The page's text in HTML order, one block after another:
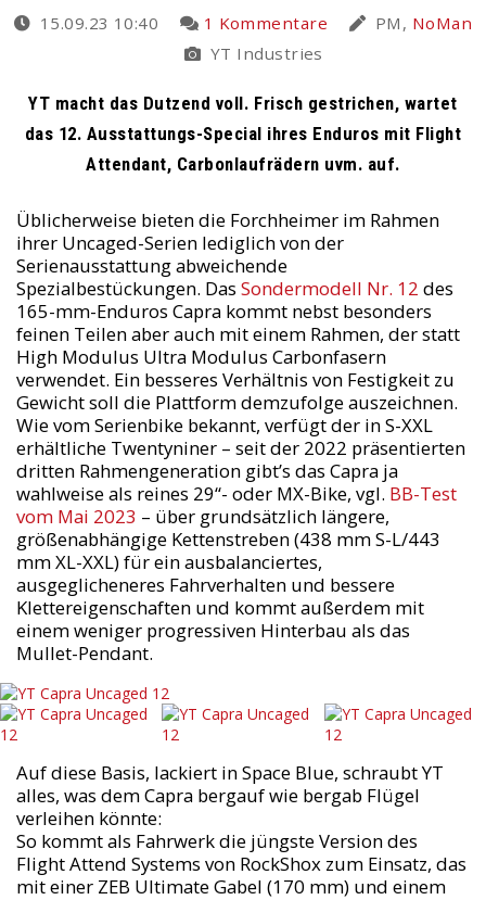
15.09.23 10:40 1 Kommentare PM, NoMan
YT Industries
YT macht das Dutzend voll. Frisch gestrichen, wartet
das 12. Ausstattungs-Special ihres Enduros mit Flight
Attendant, Carbonlaufrädern uvm. auf.
Üblicherweise bieten die Forchheimer im Rahmen
ihrer Uncaged-Serien lediglich von der
Serienausstattung abweichende
Spezialbestückungen. Das Sondermodell Nr. 12 des
165-mm-Enduros Capra kommt nebst besonders
feinen Teilen aber auch mit einem Rahmen, der statt
High Modulus Ultra Modulus Carbonfasern
verwendet. Ein besseres Verhältnis von Festigkeit zu
Gewicht soll die Plattform demzufolge auszeichnen.
Wie vom Serienbike bekannt, verfügt der in S-XXL
erhältliche Twentyniner – seit der 2022 präsentierten
dritten Rahmengeneration gibt’s das Capra ja
wahlweise als reines 29“- oder MX-Bike, vgl. BB-Test
vom Mai 2023 – über grundsätzlich längere,
größenabhängige Kettenstreben (438 mm S-L/443
mm XL-XXL) für ein ausbalanciertes,
ausgeglicheneres Fahrverhalten und bessere
Klettereigenschaften und kommt außerdem mit
einem weniger progressiven Hinterbau als das
Mullet-Pendant.
Auf diese Basis, lackiert in Space Blue, schraubt YT
alles, was dem Capra bergauf wie bergab Flügel
verleihen könnte:
So kommt als Fahrwerk die jüngste Version des
Flight Attend Systems von RockShox zum Einsatz, das
mit einer ZEB Ultimate Gabel (170 mm) und einem